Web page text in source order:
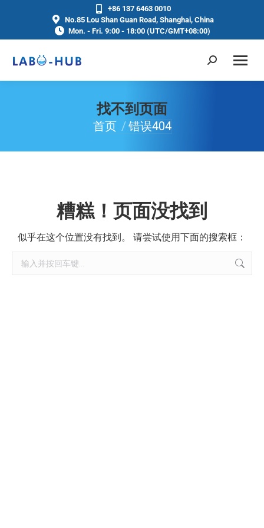
+86 137 6463 0010
No.85 Lou Shan Guan Road, Shanghai, China
Mon. - Fri. 9:00 - 18:00 (UTC/GMT+08:00)
找不到页面
你在这里：
首页 错误404
糟糕！页面没找到
似乎在这个位置没有找到。 请尝试使用下面的搜索框：